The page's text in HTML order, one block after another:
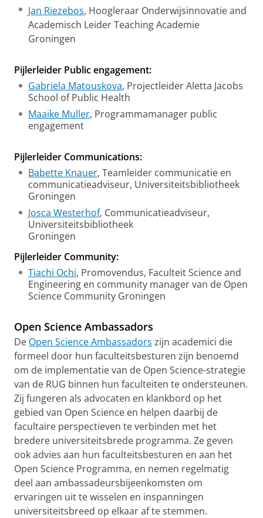
Jan Riezebos, Hoogleraar Onderwijsinnovatie and
Academisch Leider Teaching Academie
Groningen
Pijlerleider Public engagement:
Gabriela Matouskova, Projectleider Aletta Jacobs
School of Public Health
Maaike Muller, Programmamanager public
engagement
Pijlerleider Communications:
Babette Knauer, Teamleider communicatie en
communicatieadviseur, Universiteitsbibliotheek
Groningen
Josca Westerhof, Communicatieadviseur,
Universiteitsbibliotheek
Groningen
Pijlerleider Community:
Tiachi Ochi, Promovendus, Faculteit Science and
Engineering en community manager van de Open
Science Community Groningen
Open Science Ambassadors
De Open Science Ambassadors zijn academici die
formeel door hun faculteitsbesturen zijn benoemd
om de implementatie van de Open Science-strategie
van de RUG binnen hun faculteiten te ondersteunen.
Zij fungeren als advocaten en klankbord op het
gebied van Open Science en helpen daarbij de
facultaire perspectieven te verbinden met het
bredere universiteitsbrede programma. Ze geven
ook advies aan hun faculteitsbesturen en aan het
Open Science Programma, en nemen regelmatig
deel aan ambassadeursbijeenkomsten om
ervaringen uit te wisselen en inspanningen
universiteitsbreed op elkaar af te stemmen.